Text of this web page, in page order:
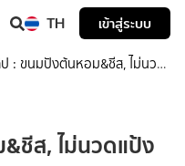
TH เข้าสู่ระบบ
: ขนมปังต้นหอม&ชีส, ไม่นวด
ชีส, ไม่นวดแป้ง